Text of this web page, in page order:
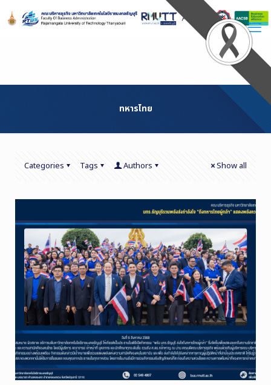
Content
ทหารไทย
Categories Tags Authors Show all